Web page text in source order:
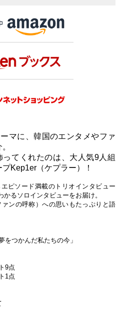
マに、韓国のエンタメやファ
てくれたのは、大人気9人組
Kep1er（ケプラー）！
ピソード満載のトリオインタビュー
るソロインタビューをお届け。
ンの呼称）への思いもたっぷりと語
をつかんだ私たちの今」
9点
1点